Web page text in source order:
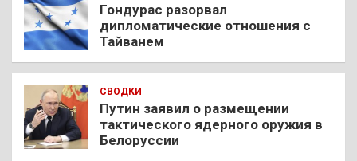
Гондурас разорвал
дипломатические отношения с
Тайванем
СВОДКИ
Путин заявил о размещении
тактического ядерного оружия в
Белоруссии